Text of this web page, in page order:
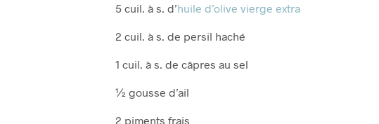
5 cuil. à s. d’huile d’olive vierge extra
2 cuil. à s. de persil haché
1 cuil. à s. de câpres au sel
½ gousse d’ail
2 piments frais